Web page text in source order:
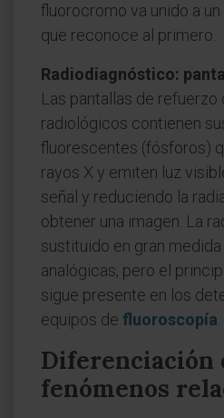
fluorocromo va unido a
que reconoce al primero.
Radiodiagnóstico:
Las pantallas de refuerzo
radiológicos contienen
fluorescentes (fósforos)
rayos X y emiten luz
señal y reduciendo la
obtener una imagen. La
sustituido en gran
analógicas, pero el
sigue presente en los
equipos de fluoroscopía
Diferenciación
fenómenos